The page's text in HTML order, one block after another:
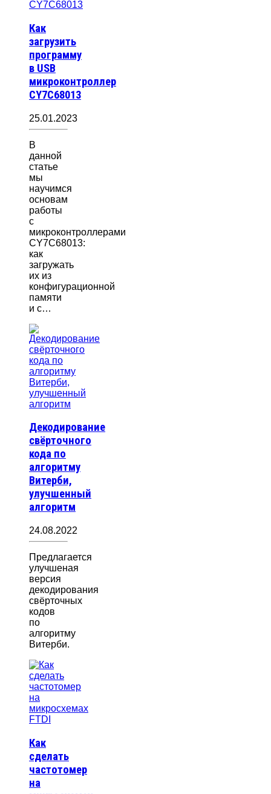
Как
загрузить
программу
в USB
микроконтроллер
CY7C68013
25.01.2023
В
данной
статье
мы
научимся
основам
работы
с
микроконтроллерами
CY7C68013:
как
загружать
их из
конфигурационной
памяти
и с…
Декодирование
свёрточного
кода по
алгоритму
Витерби,
улучшенный
алгоритм
24.08.2022
Предлагается
улучшеная
версия
декодирования
свёрточных
кодов
по
алгоритму
Витерби.
Как
сделать
частотомер
на